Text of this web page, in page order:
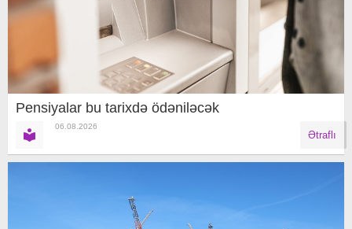
Pensiyalar bu tarixdə ödəniləcək
06.08.2026
Ətraflı